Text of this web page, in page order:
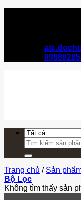
Tìm
kiếm:
Trang chủ / Sản
Bộ Lọc
Không tìm thấy sản